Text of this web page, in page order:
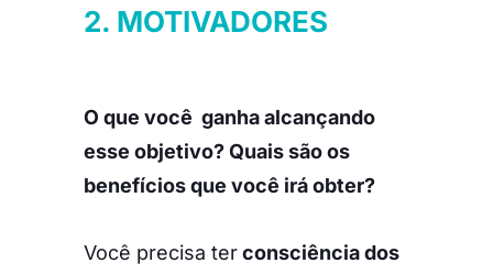
2. MOTIVADORES
O que você ganha alcançando
esse objetivo? Quais são os
benefícios que você irá obter?
Você precisa terconsciência dos